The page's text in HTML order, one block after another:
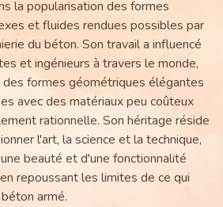
la popularisation des formes
et fluides rendues possibles par
du béton. Son travail a influencé
et ingénieurs à travers le monde,
formes géométriques élégantes
avec des matériaux peu coûteux
rationnelle. Son héritage réside
l'art, la science et la technique,
beauté et d'une fonctionnalité
repoussant les limites de ce qui
armé.